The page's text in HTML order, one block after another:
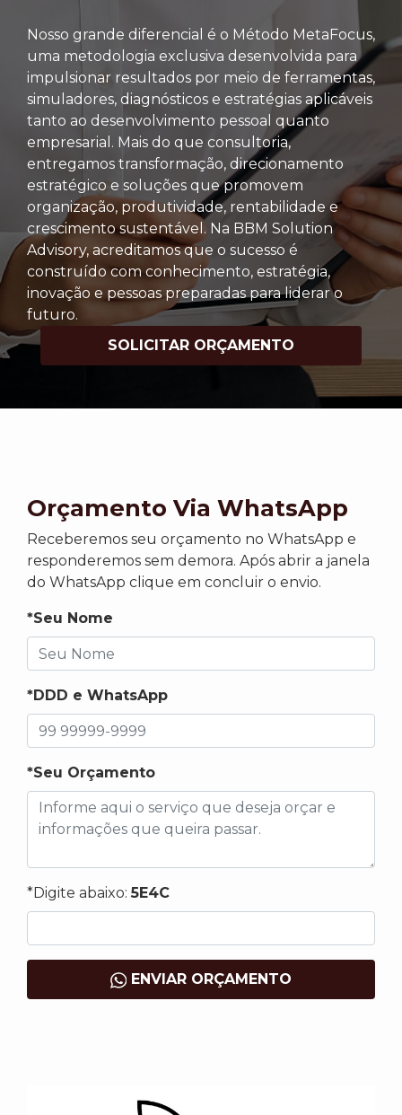
Nosso grande diferencial é o Método MetaFocus,
uma metodologia exclusiva desenvolvida para
impulsionar resultados por meio de ferramentas,
simuladores, diagnósticos e estratégias aplicáveis
tanto ao desenvolvimento pessoal quanto
empresarial. Mais do que consultoria,
entregamos transformação, direcionamento
estratégico e soluções que promovem
organização, produtividade, rentabilidade e
crescimento sustentável. Na BBM Solution
Advisory, acreditamos que o sucesso é
construído com conhecimento, estratégia,
inovação e pessoas preparadas para liderar o
futuro.
SOLICITAR ORÇAMENTO
Orçamento Via WhatsApp
Receberemos seu orçamento no WhatsApp e
responderemos sem demora. Após abrir a janela
do WhatsApp clique em concluir o envio.
*Seu Nome
*DDD e WhatsApp
*Seu Orçamento
*Digite abaixo:5E4C
ENVIAR ORÇAMENTO